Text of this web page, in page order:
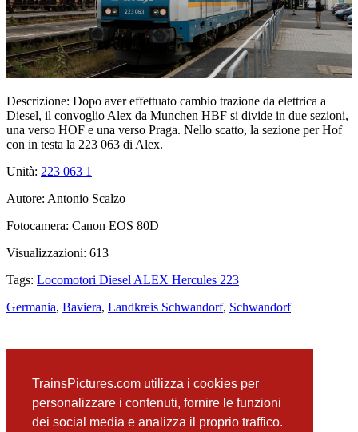
TrainsPictures.com utilizza i cookies per
personalizzare i contenuti, fornire le funzioni
dei social media e analizza il proprio traffico.
Descrizione: Dopo aver effettuato cambio trazione da elettrica a
Diesel, il convoglio Alex da Munchen HBF si divide in due sezioni,
una verso HOF e una verso Praga. Nello scatto, la sezione per Hof
con in testa la 223 063 di Alex.
Unità: 223 063 1
Autore: Antonio Scalzo
Fotocamera: Canon EOS 80D
Visualizzazioni: 613
Tags: Locomotori Diesel ALEX Hercules 223
Germania, Baviera, Landkreis Schwandorf, Schwandorf